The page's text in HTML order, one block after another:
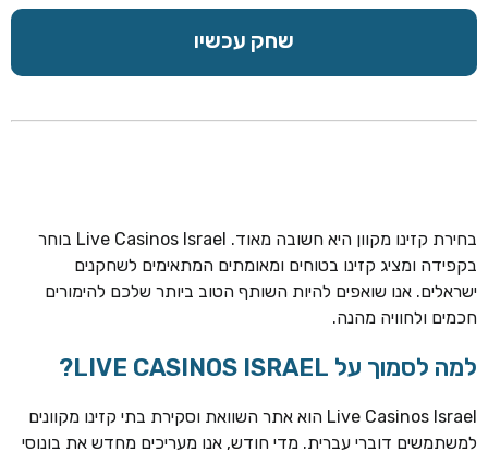
שחק עכשיו
בחירת קזינו מקוון היא חשובה מאוד. Live Casinos Israel בוחר
בקפידה ומציג קזינו בטוחים ומאומתים המתאימים לשחקנים
ישראלים. אנו שואפים להיות השותף הטוב ביותר שלכם להימורים
חכמים ולחוויה מהנה.
למה לסמוך על LIVE CASINOS ISRAEL?
Live Casinos Israel הוא אתר השוואת וסקירת בתי קזינו מקוונים
למשתמשים דוברי עברית. מדי חודש, אנו מעריכים מחדש את בונוסי